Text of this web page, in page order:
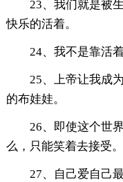
23、我们就是被
快乐的活着。
24、我不是靠活
25、上帝让我成
的布娃娃。
26、即使这个世
么，只能笑着去接受。
27、自己爱自己